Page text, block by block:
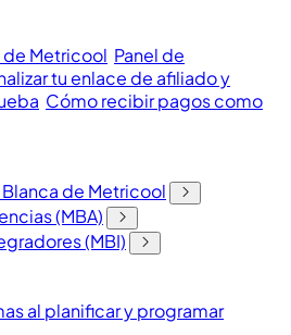
de Metricool Panel de
tu enlace de afiliado y
Cómo recibir pagos como
de Metricool
(MBA)
(MBI)
al planificar y programar